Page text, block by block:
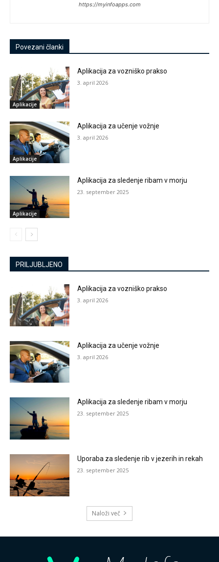
https://myinfoapps.com
Povezani članki
Aplikacije
Aplikacija za vozniško prakso
3. april 2026
Aplikacije
Aplikacija za učenje vožnje
3. april 2026
Aplikacije
Aplikacija za sledenje ribam v morju
23. september 2025
PRILJUBLJENO
Aplikacija za vozniško prakso
3. april 2026
Aplikacija za učenje vožnje
3. april 2026
Aplikacija za sledenje ribam v morju
23. september 2025
Uporaba za sledenje rib v jezerih in rekah
23. september 2025
Naloži več